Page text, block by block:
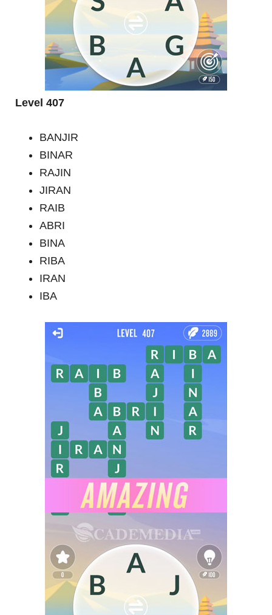
Level 407
BANJIR
BINAR
RAJIN
JIRAN
RAIB
ABRI
BINA
RIBA
IRAN
IBA